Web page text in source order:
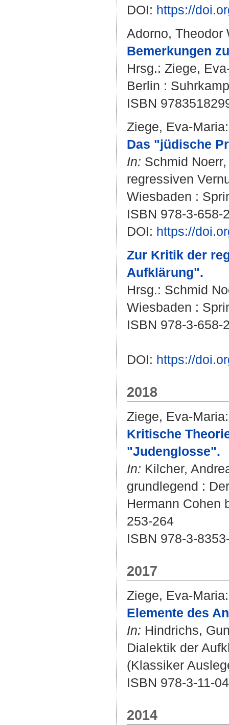
DOI: https://
Adorno, Theodor
Bemerkungen
Hrsg.: Ziege,
Berlin :
ISBN
Ziege, Eva-Maria:
Das "jüdische
In: Schmid
regressiven
Wiesbaden :
ISBN 978-3-658-
DOI: https://
Zur Kritik der
Aufklärung".
Hrsg.: Schmid
Wiesbaden :
ISBN 978-3-658-
DOI: https://
2018
Ziege, Eva-Maria:
Kritische
"Judenglosse".
In: Kilcher,
grundlegend :
Hermann Cohen
253-264
ISBN 978-3-
2017
Ziege, Eva-Maria:
Elemente des
In: Hindrichs,
Dialektik der
(Klassiker
ISBN 978-3-11-
2014